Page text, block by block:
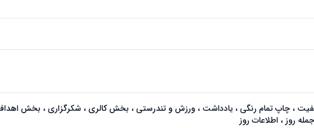
، چاپ تمام رنگی ، یادداشت ، ورزش و تندرستی ، بخش کالری ، شکرگزاری ، بخش
روز ، اطلاعات روز